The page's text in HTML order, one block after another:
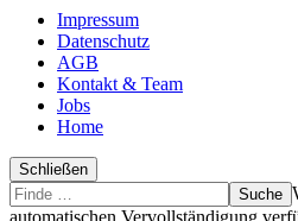
Impressum
Datenschutz
AGB
Kontakt & Team
Jobs
Home
Schließen
Suche
Finde
…
automatischen Vervollständigung